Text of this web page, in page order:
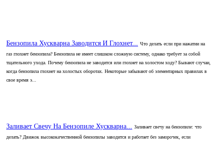
Бензопила Хускварна Заводится И Глохнет... Что делать если при нажатии на
газ глохнет бензопила? Бензопила не имеет слишком сложную систему, однако требует за собой
тщательного ухода. Почему бензопила не заводится или глохнет на холостом ходу? Бывают случаи,
когда бензопила глохнет на холостых оборотах. Некоторые забывают об элементарных правилах в
свое время э...
Заливает Свечу На Бензопиле Хускварна... Заливает свечу на бензопиле: что
делать? Движок высококачественной бензопилы заводится и работает без заморочек, если